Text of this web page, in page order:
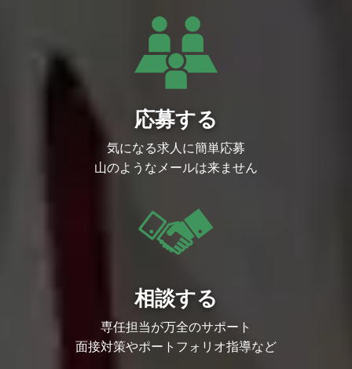
応募する
気になる求人に簡単応募
山のようなメールは来ません
相談する
専任担当が万全のサポート
面接対策やポートフォリオ指導など